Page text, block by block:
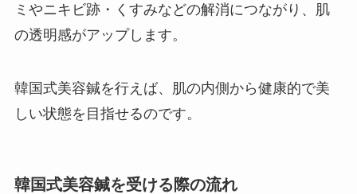
ミやニキビ跡・くすみなどの解消につながり、肌
の透明感がアップします。
韓国式美容鍼を行えば、肌の内側から健康的で美
しい状態を目指せるのです。
韓国式美容鍼を受ける際の流れ